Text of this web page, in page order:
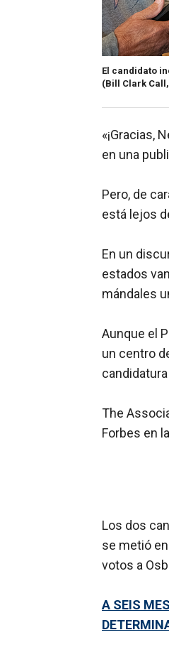
El candidato
(Bill Clark
«¡Gracias,
en una
Pero, de
está lejos
En un
estados
mándales
Aunque el
un centro
The
Forbes en
Los dos
se metió
votos a
A SEIS